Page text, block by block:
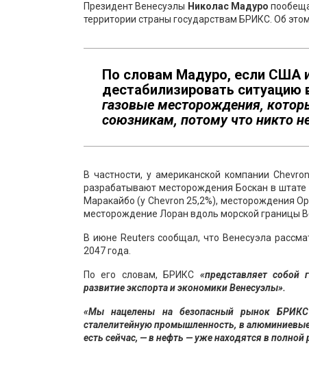
Президент Венесуэлы Николас Мадуро
территории страны государствам БРИКС. Об
По словам Мадуро, если США
дестабилизировать ситуацию
газовые месторождения,
союзникам, потому что никто
В частности, у американской компании
разрабатывают месторождения Боскан в
Маракайбо (у Chevron 25,2%), месторождения
месторождение Лоран вдоль морской границы
В июне Reuters сообщал, что Венесуэла
2047 года.
По его словам, БРИКС «представляет собой
развитие экспорта и экономики Венесуэлы».
«Мы нацелены на безопасный рынок
сталелитейную промышленность, в
есть сейчас, — в нефть — уже находятся в полной